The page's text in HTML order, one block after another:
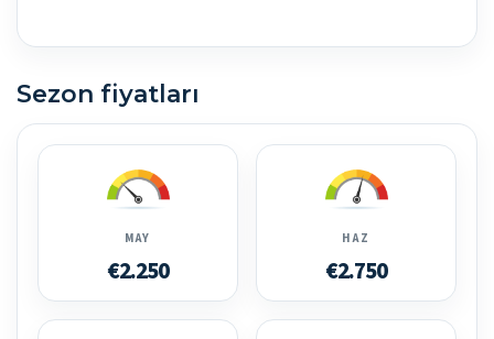
Sezon fiyatları
MAY
€2.250
HAZ
€2.750